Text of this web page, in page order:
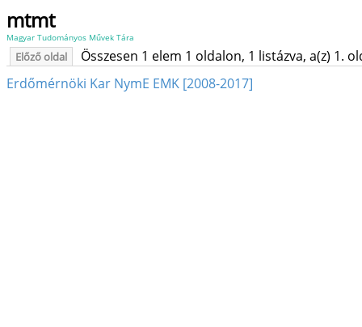
mtmt
Magyar Tudományos Művek Tára
Előző oldal
Összesen 1 elem 1 oldalon, 1 listázva, a(z) 1.
Erdőmérnöki Kar NymE EMK [2008-2017]